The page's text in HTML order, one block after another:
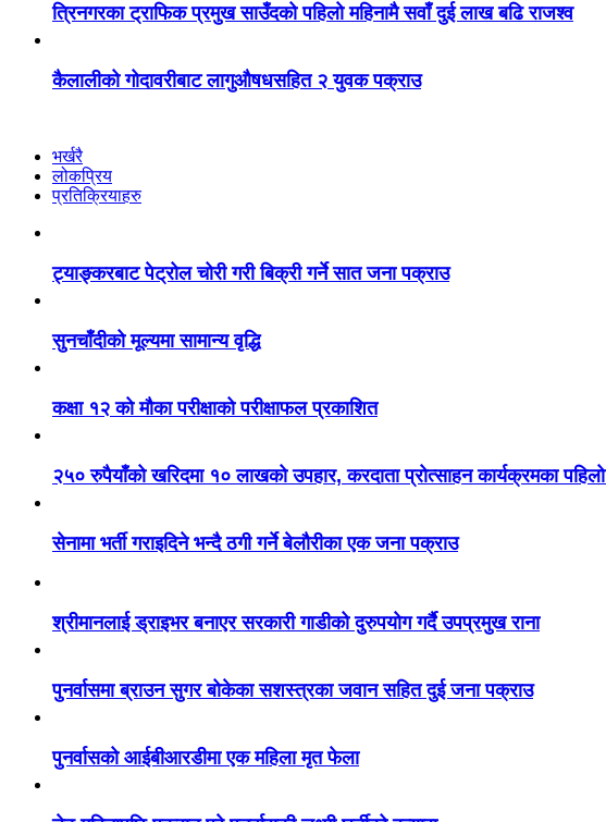
त्रिनगरका ट्राफिक प्रमुख साउँदको पहिलो महिनामै सवाँ दुई लाख बढि राजश्व
कैलालीको गोदावरीबाट लागुऔषधसहित २ युवक पक्राउ
भर्खरै
लोकप्रिय
प्रतिक्रियाहरु
ट्याङ्करबाट पेट्रोल चोरी गरी बिक्री गर्ने सात जना पक्राउ
सुनचाँदीको मूल्यमा सामान्य वृद्धि
कक्षा १२ को मौका परीक्षाको परीक्षाफल प्रकाशित
२५० रुपैयाँको खरिदमा १० लाखको उपहार, करदाता प्रोत्साहन कार्यक्रमका
सेनामा भर्ती गराइदिने भन्दै ठगी गर्ने बेलौरीका एक जना पक्राउ
श्रीमानलाई ड्राइभर बनाएर सरकारी गाडीको दुरुपयोग गर्दै उपप्रमुख राना
पुनर्वासमा ब्राउन सुगर बोकेका सशस्त्रका जवान सहित दुई जना पक्राउ
पुनर्वासको आईबीआरडीमा एक महिला मृत फेला